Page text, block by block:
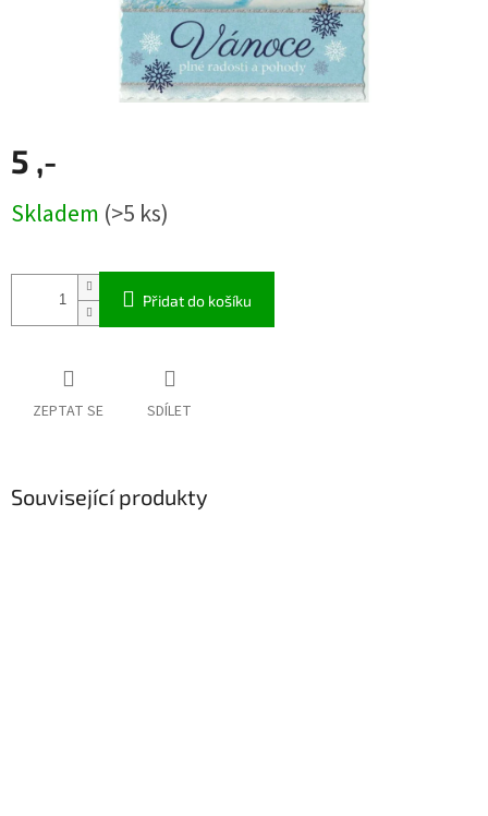
5 ,-
cena:
Skladem (>5 ks)
Přidat do košíku
ZEPTAT SE SDÍLET
Související produkty